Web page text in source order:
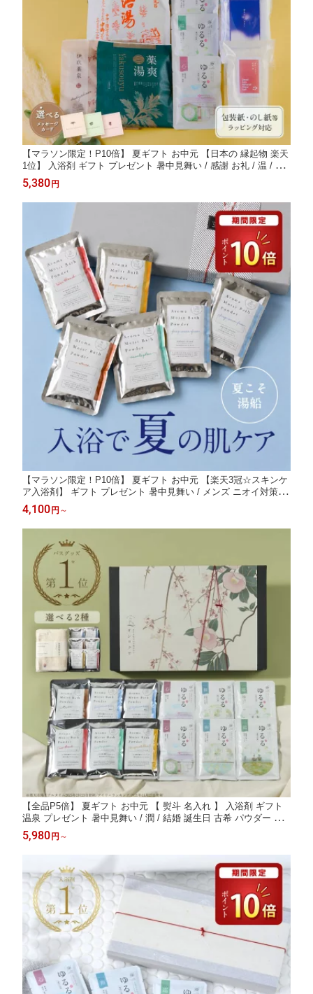
【マラソン限定！P10倍】 夏ギフト お中元 【日本の 縁起物 楽天
1位】 入浴剤 ギフト プレゼント 暑中見舞い / 感謝 お礼 / 温 / 誕
生日 薬草湯 温泉の素 疲労回復 温泉 ありがとうギフト 生薬 硫黄
詰め合わせ バスグッズ 健康 腰痛 高級 健康グッズ 父 母 女性 男
性 個包装
5,380 円
【マラソン限定！P10倍】 夏ギフト お中元 【楽天3冠☆スキンケ
ア入浴剤】 ギフト プレゼント 暑中見舞い / メンズ ニオイ対策 /
男のスキンケア / 入浴剤保湿 温泉 / アロマ モイスト バスパウダ
ー 詰め合わせ 赤ちゃん 敏感 誕生日 潤い 御祝 美容 コスメ にご
り湯 乾燥肌
4,100 円 ～
【全品P5倍】 夏ギフト お中元 【 熨斗 名入れ 】 入浴剤 ギフト
温泉 プレゼント 暑中見舞い / 潤 / 結婚 誕生日 古希 パウダー に
ごり湯 赤ちゃん 日用品 内祝い 健康 温泉の素 腰痛 疲れ 美容液
疲労回復 ハーブ 女性 男性 父 母 お洒落 / 選べる 今治タオル セッ
5,980 円 ～